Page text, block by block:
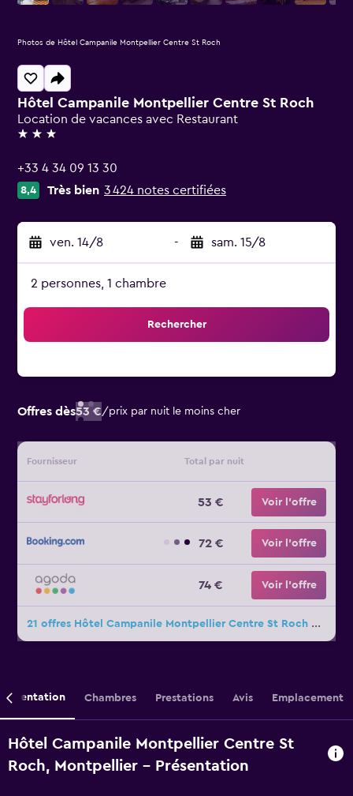
Hôtel Campanile Montpellier Centre St Roch
Location de vacances avec Restaurant
3 étoiles
+33 4 34 09 13 30
8,4 Très bien 3 424 notes certifiées
ven. 14/8 - sam. 15/8
2 personnes, 1 chambre
Rechercher
Offres dès53 €/prix par nuit le moins cher
Fournisseur Total par nuit
53 € Voir l’offre
72 € Voir l’offre
74 € Voir l’offre
21 offres Hôtel Campanile Montpellier Centre St Roch de plus
Photos de Hôtel Campanile Montpellier Centre St Roch
Présentation Chambres Prestations Avis Emplacement
Hôtel Campanile Montpellier Centre St
Roch, Montpellier - Présentation